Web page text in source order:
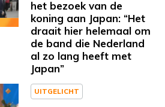
het bezoek van de
koning aan Japan: “Het
draait hier helemaal om
de band die Nederland
al zo lang heeft met
Japan”
UITGELICHT